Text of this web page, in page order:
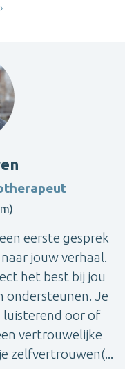
eerste gesprek
jouw verhaal.
het best bij jou
ondersteunen. Je
luisterend oor of
vertrouwelijke
zelfvertrouwen(...